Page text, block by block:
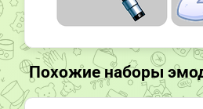
Похожие наборы